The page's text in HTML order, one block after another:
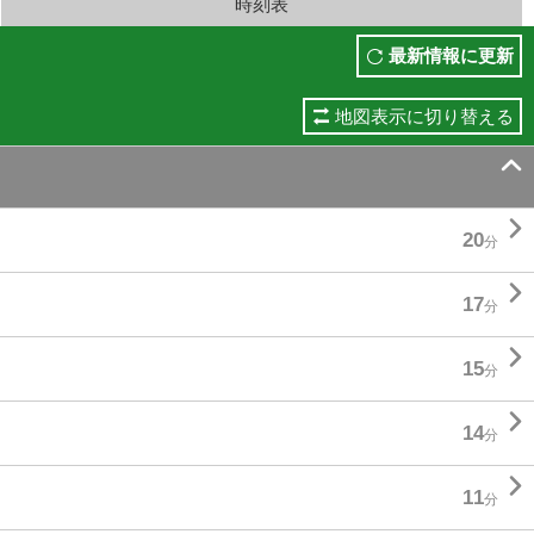
時刻表
最新情報に更新
地図表示に切り替える

20分 
17分 
15分 
14分 
11分 